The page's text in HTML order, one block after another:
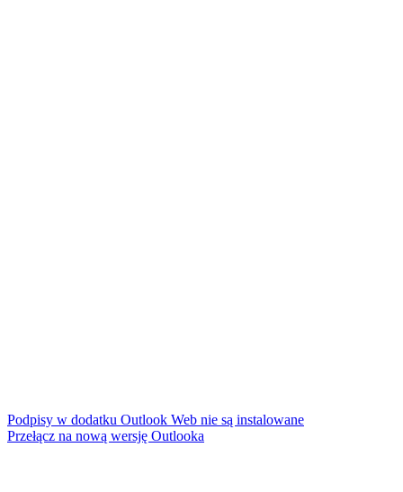
Podpisy w dodatku Outlook Web nie są instalowane
Przełącz na nową wersję Outlooka